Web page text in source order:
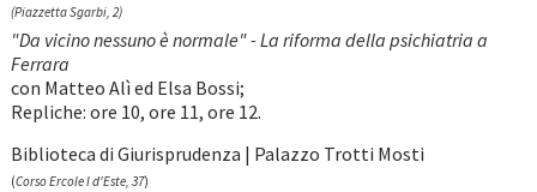
(Piazzetta Sgarbi, 2)
"Da vicino nessuno è normale" - La riforma della psichiatria a
Ferrara
con Matteo Alì ed Elsa Bossi;
Repliche: ore 10, ore 11, ore 12.
Biblioteca di Giurisprudenza | Palazzo Trotti Mosti
(Corso Ercole I d'Este, 37)